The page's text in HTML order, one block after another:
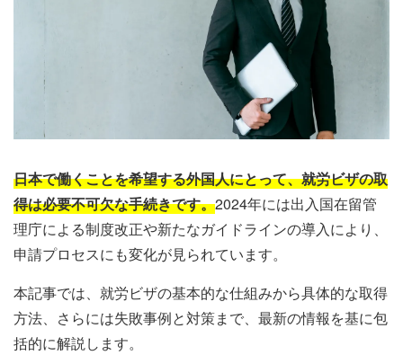
日本で働くことを希望する外国人にとって、就労ビザの取
得は必要不可欠な手続きです。2024年には出入国在留管
理庁による制度改正や新たなガイドラインの導入により、
申請プロセスにも変化が見られています。
本記事では、就労ビザの基本的な仕組みから具体的な取得
方法、さらには失敗事例と対策まで、最新の情報を基に包
括的に解説します。